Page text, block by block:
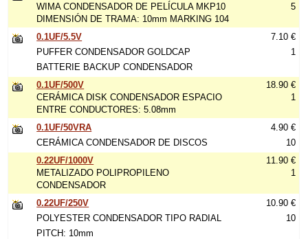
WIMA CONDENSADOR DE PELÍCULA MKP10
DIMENSIÓN DE TRAMA: 10mm MARKING 104
5
0.1UF/5.5V
PUFFER CONDENSADOR GOLDCAP
BATTERIE BACKUP CONDENSADOR
7.10 €
1
0.1UF/500V
CERÁMICA DISK CONDENSADOR ESPACIO
ENTRE CONDUCTORES: 5.08mm
18.90 €
1
0.1UF/50VRA
CERÁMICA CONDENSADOR DE DISCOS
4.90 €
10
0.22UF/1000V
METALIZADO POLIPROPILENO
CONDENSADOR
11.90 €
1
0.22UF/250V
POLYESTER CONDENSADOR TIPO RADIAL
PITCH: 10mm
10.90 €
10